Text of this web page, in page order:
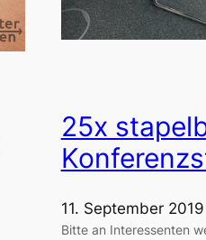
25x
11. September 2019
Bitte an Interessenten